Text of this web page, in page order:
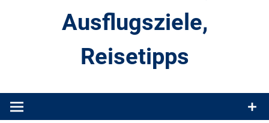
Ausflugsziele,
Reisetipps
Produkttests und Buchrezensionen. Ein Blog für alle, die gern